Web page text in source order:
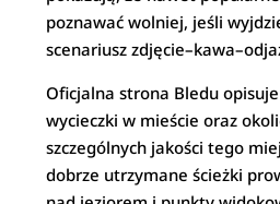
poznawać wolniej, jeśli
scenariusz
Oficjalna strona Bledu
wycieczki w mieście oraz
szczególnych jakości tego
dobrze utrzymane ścieżki